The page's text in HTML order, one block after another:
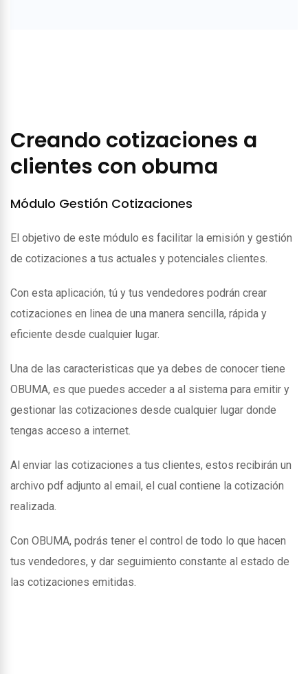
Creando cotizaciones a
clientes con obuma
Módulo Gestión Cotizaciones
El objetivo de este módulo es facilitar la emisión y gestión
de cotizaciones a tus actuales y potenciales clientes.
Con esta aplicación, tú y tus vendedores podrán crear
cotizaciones en linea de una manera sencilla, rápida y
eficiente desde cualquier lugar.
Una de las caracteristicas que ya debes de conocer tiene
OBUMA, es que puedes acceder a al sistema para emitir y
gestionar las cotizaciones desde cualquier lugar donde
tengas acceso a internet.
Al enviar las cotizaciones a tus clientes, estos recibirán un
archivo pdf adjunto al email, el cual contiene la cotización
realizada.
Con OBUMA, podrás tener el control de todo lo que hacen
tus vendedores, y dar seguimiento constante al estado de
las cotizaciones emitidas.